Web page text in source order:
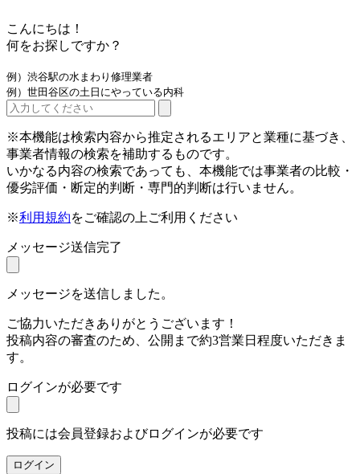
こんにちは！
何をお探しですか？
例）渋谷駅の水まわり修理業者
例）世田谷区の土日にやっている内科
※本機能は検索内容から推定されるエリアと業種に基づき、
事業者情報の検索を補助するものです。
いかなる内容の検索であっても、本機能では事業者の比較・
優劣評価・断定的判断・専門的判断は行いません。
※利用規約をご確認の上ご利用ください
メッセージ送信完了
メッセージを送信しました。
ご協力いただきありがとうございます！
投稿内容の審査のため、公開まで約3営業日程度いただきま
す。
ログインが必要です
投稿には会員登録およびログインが必要です
ログイン